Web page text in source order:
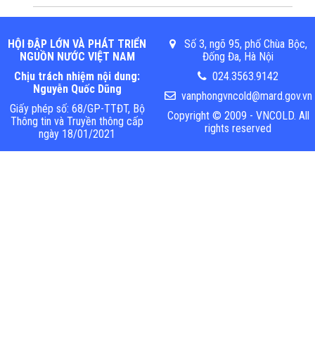
HỘI ĐẬP LỚN VÀ PHÁT TRIỂN
NGUỒN NƯỚC VIỆT NAM
Chịu trách nhiệm nội dung:
Nguyễn Quốc Dũng
Giấy phép số: 68/GP-TTĐT, Bộ
Thông tin và Truyền thông cấp
ngày 18/01/2021
Số 3, ngõ 95, phố Chùa Bộc,
Đống Đa, Hà Nội
024.3563.9142
vanphongvncold@mard.gov.vn
Copyright © 2009 - VNCOLD. All
rights reserved